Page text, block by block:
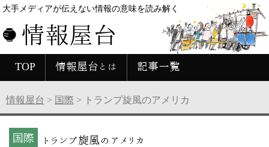
大手メディアが伝えない情報の意味を読み解く
情報屋台
TOP 情報屋台とは 記事一覧
情報屋台 > 国際 > トランプ旋風のアメリカ
国際 トランプ旋風のアメリカ